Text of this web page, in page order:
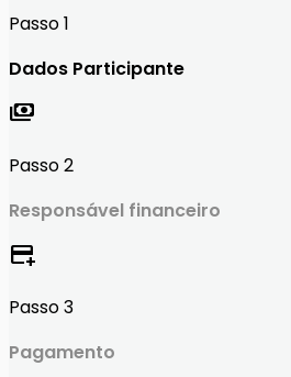
Passo 1
Dados Participante
payments
Passo 2
Responsável financeiro
add_card
Passo 3
Pagamento